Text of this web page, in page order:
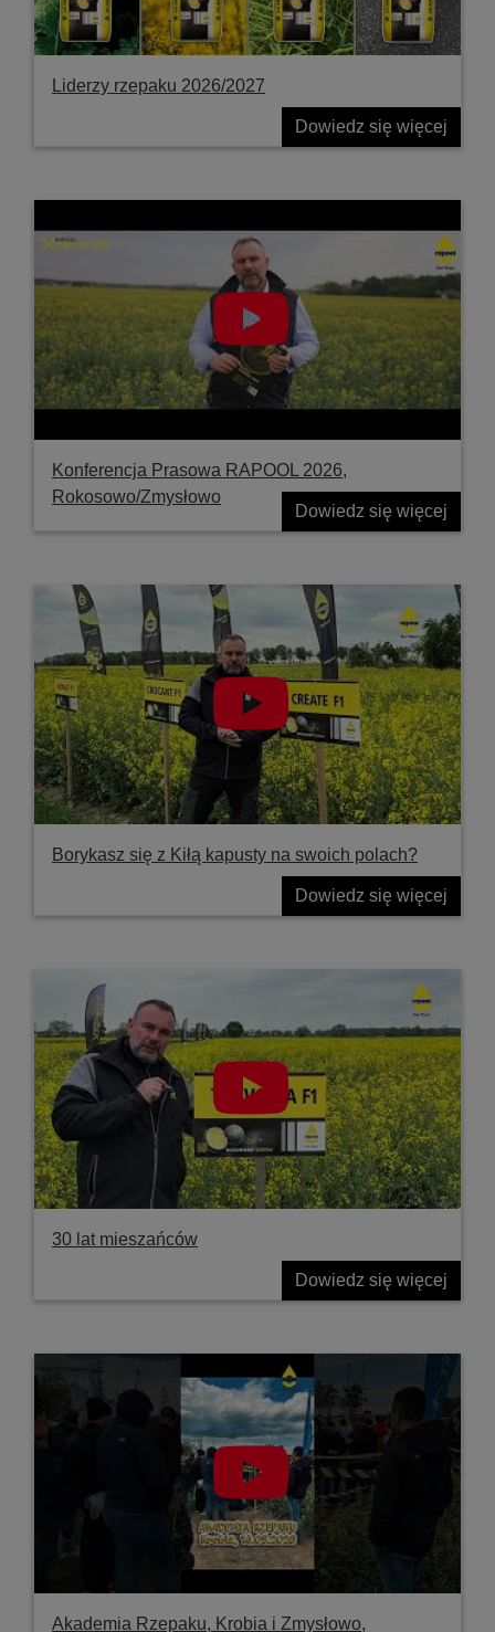
Liderzy rzepaku 2026/2027
Dowiedz się więcej
Konferencja Prasowa RAPOOL 2026,
Rokosowo/Zmysłowo
Dowiedz się więcej
Borykasz się z Kiłą kapusty na swoich polach?
Dowiedz się więcej
30 lat mieszańców
Dowiedz się więcej
Akademia Rzepaku, Krobia i Zmysłowo,